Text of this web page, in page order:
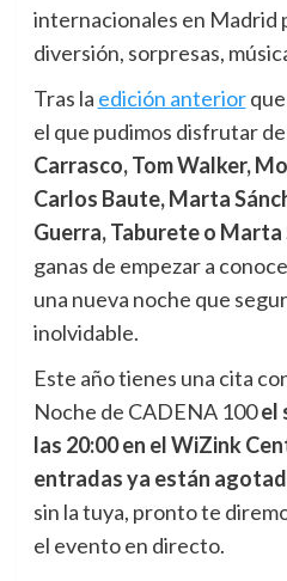
internacionales en Madrid
diversión, sorpresas,
Tras la edición anteriorque
el que pudimos disfrutar
Carrasco, Tom Walker,
Carlos Baute, Marta
Guerra, Taburete o Marta
ganas de empezar a
una nueva noche que
inolvidable.
Este año tienes una cita
Noche de CADENA 100el
las 20:00 en el WiZink
entradas ya están
sin la tuya, pronto te
el evento en directo.